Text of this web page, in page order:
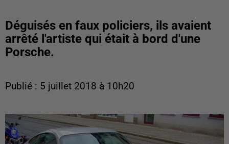
Déguisés en faux policiers, ils avaient
arrêté l'artiste qui était à bord d'une
Porsche.
Publié : 5 juillet 2018 à 10h20